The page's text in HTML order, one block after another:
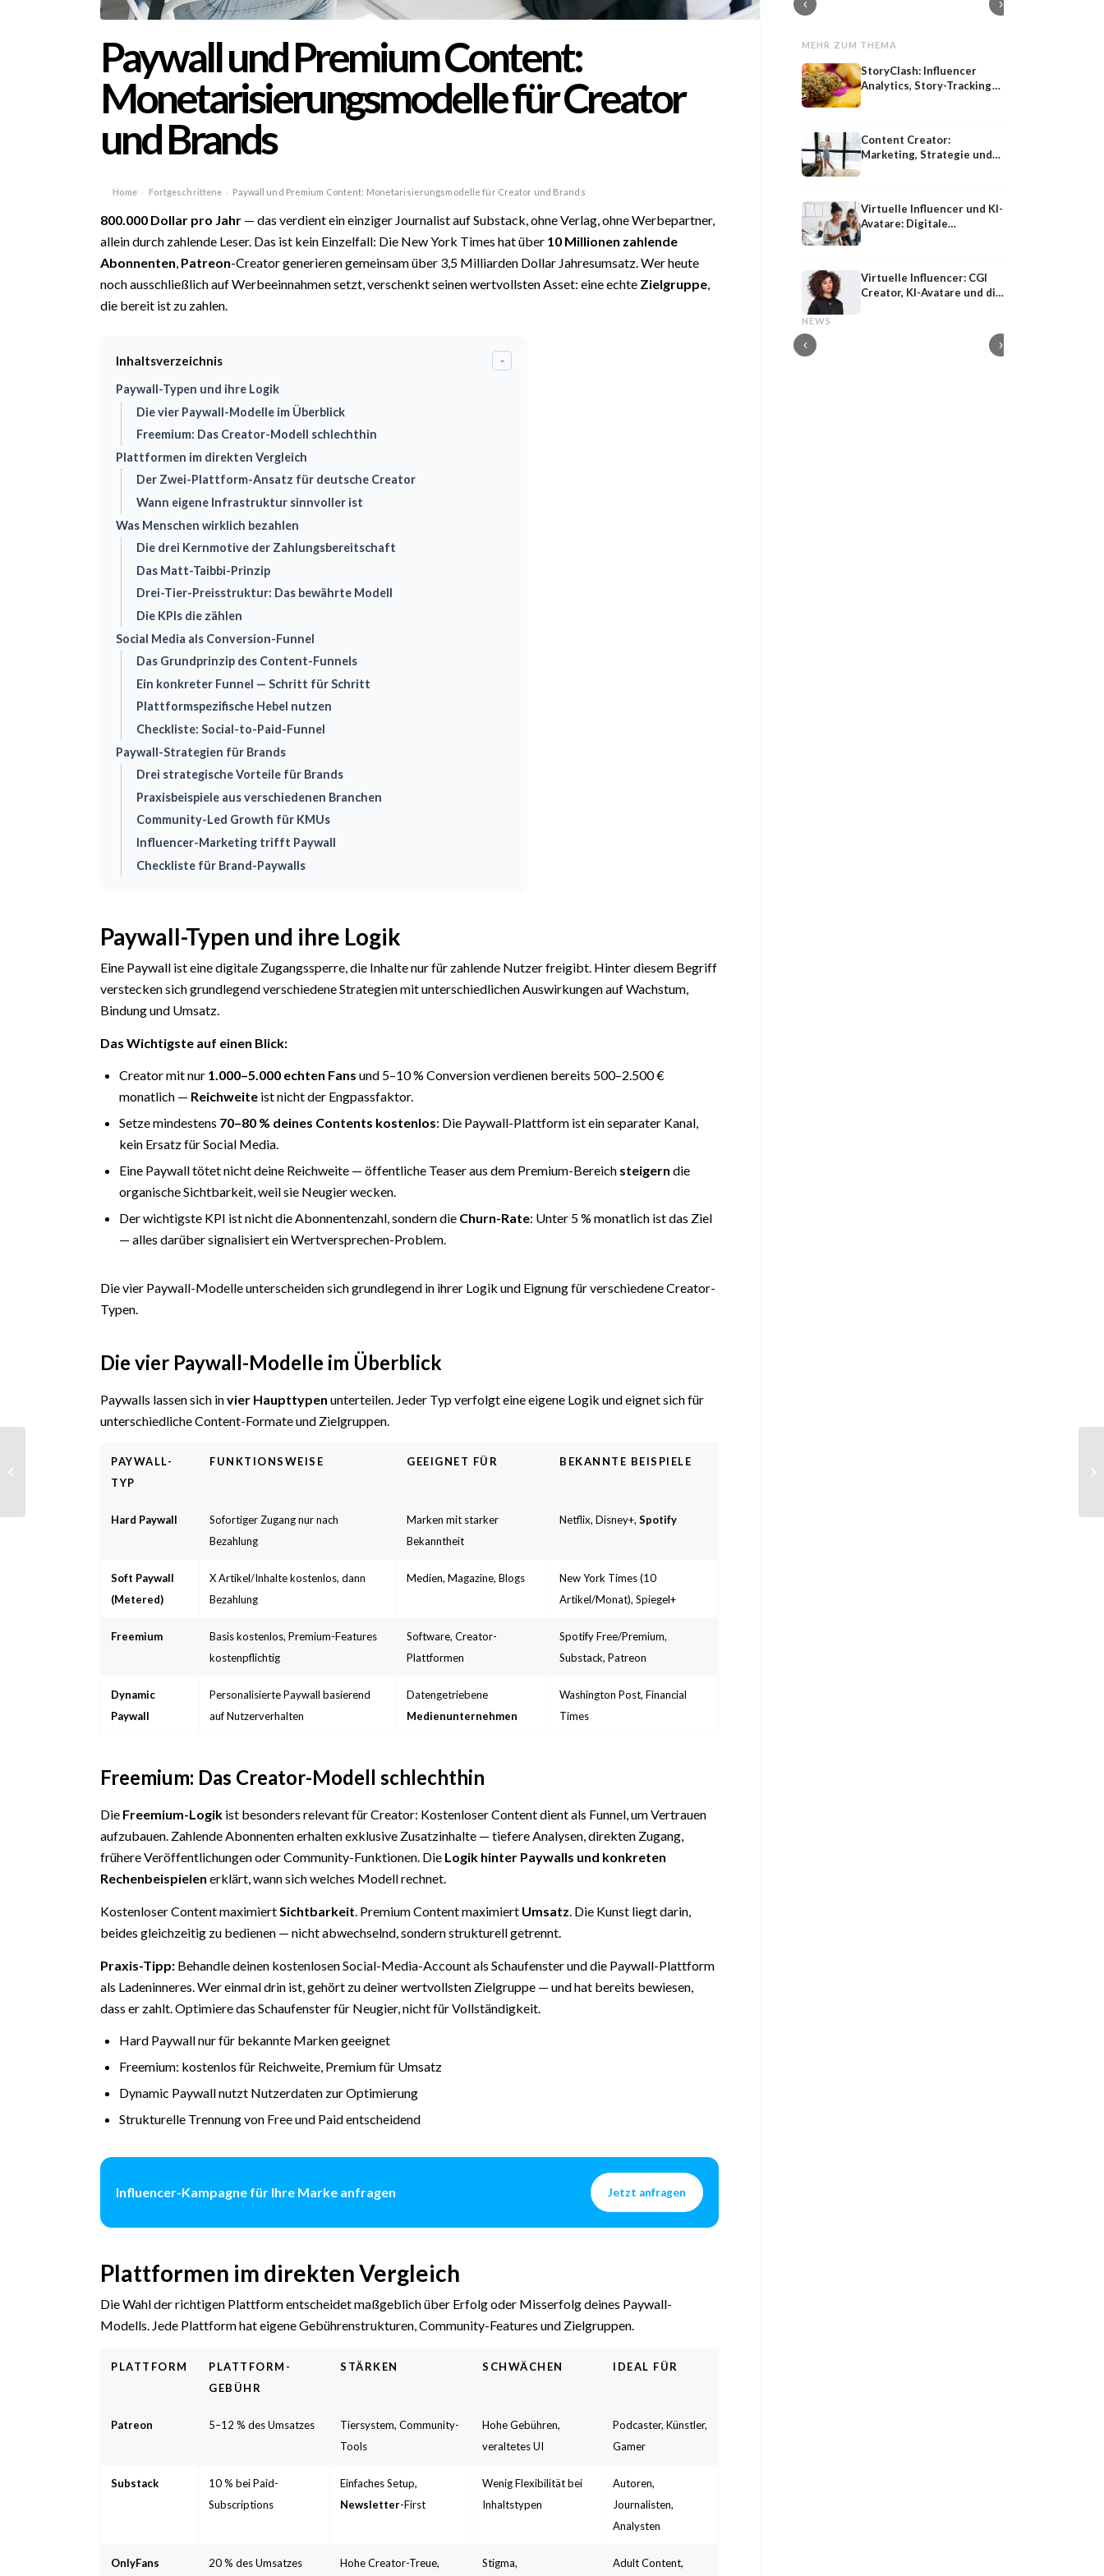
Paywall und Premium Content:
Monetarisierungsmodelle für Creator
und Brands
Home › Fortgeschrittene › Paywall und Premium Content: Monetarisierungsmodelle für Creator und Brands
800.000 Dollar pro Jahr — das verdient ein einziger Journalist auf Substack, ohne Verlag, ohne Werbepartner,
allein durch zahlende Leser. Das ist kein Einzelfall: Die New York Times hat über 10 Millionen zahlende
Abonnenten Patreon-Creator generieren gemeinsam über 3,5 Milliarden Dollar Jahresumsatz. Wer heute
noch ausschließlich auf Werbeeinnahmen setzt, verschenkt seinen wertvollsten Asset: eine echte Zielgruppe
die bereit ist zu zahlen.
Inhaltsverzeichnis -
Paywall-Typen und ihre Logik
Die vier Paywall-Modelle im Überblick
Freemium: Das Creator-Modell schlechthin
Plattformen im direkten Vergleich
Der Zwei-Plattform-Ansatz für deutsche Creator
Wann eigene Infrastruktur sinnvoller ist
Was Menschen wirklich bezahlen
Die drei Kernmotive der Zahlungsbereitschaft
Das Matt-Taibbi-Prinzip
Drei-Tier-Preisstruktur: Das bewährte Modell
Die KPIs die zählen
Social Media als Conversion-Funnel
Das Grundprinzip des Content-Funnels
Ein konkreter Funnel — Schritt für Schritt
Plattformspezifische Hebel nutzen
Checkliste: Social-to-Paid-Funnel
Paywall-Strategien für Brands
Drei strategische Vorteile für Brands
Praxisbeispiele aus verschiedenen Branchen
Community-Led Growth für KMUs
Influencer-Marketing trifft Paywall
Checkliste für Brand-Paywalls
Paywall-Typen und ihre Logik
Eine Paywall ist eine digitale Zugangssperre, die Inhalte nur für zahlende Nutzer freigibt. Hinter diesem Begriff
verstecken sich grundlegend verschiedene Strategien mit unterschiedlichen Auswirkungen auf Wachstum,
Bindung und Umsatz.
Das Wichtigste auf einen Blick:
Creator mit nur 1.000–5.000 echten Fans und 5–10 % Conversion verdienen bereits 500–2.500 €
monatlich — Reichweite ist nicht der Engpassfaktor.
Setze mindestens 70–80 % deines Contents kostenlos: Die Paywall-Plattform ist ein separater Kanal,
kein Ersatz für Social Media.
Eine Paywall tötet nicht deine Reichweite — öffentliche Teaser aus dem Premium-Bereich steigern die
organische Sichtbarkeit, weil sie Neugier wecken.
Der wichtigste KPI ist nicht die Abonnentenzahl, sondern die Churn-Rate: Unter 5 % monatlich ist das Ziel
— alles darüber signalisiert ein Wertversprechen-Problem.
Die vier Paywall-Modelle unterscheiden sich grundlegend in ihrer Logik und Eignung für verschiedene Creator-
Typen.
Die vier Paywall-Modelle im Überblick
Paywalls lassen sich invier Haupttypen unterteilen. Jeder Typ verfolgt eine eigene Logik und eignet sich für
unterschiedliche Content-Formate und Zielgruppen.
PAYWALL-
TYP
FUNKTIONSWEISE GEEIGNET FÜR BEKANNTE BEISPIELE
Hard Paywall
Sofortiger Zugang nur nach
Bezahlung
Marken mit starker
Bekanntheit
Netflix, Disney+, Spotify
Soft Paywall
(Metered)
X Artikel/Inhalte kostenlos, dann
Bezahlung
Medien, Magazine, Blogs
New York Times (10
Artikel/Monat), Spiegel+
Freemium
Basis kostenlos, Premium-Features
kostenpflichtig
Software, Creator-
Plattformen
Spotify Free/Premium,
Substack, Patreon
Dynamic
Paywall
Personalisierte Paywall basierend
auf Nutzerverhalten
Datengetriebene
Medienunternehmen
Washington Post, Financial
Times
Freemium: Das Creator-Modell schlechthin
Die Freemium-Logik ist besonders relevant für Creator: Kostenloser Content dient als Funnel, um Vertrauen
aufzubauen. Zahlende Abonnenten erhalten exklusive Zusatzinhalte — tiefere Analysen, direkten Zugang,
frühere Veröffentlichungen oder Community-Funktionen. Die Logik hinter Paywalls und konkreten
Rechenbeispielen erklärt, wann sich welches Modell rechnet.
Kostenloser Content maximiertSichtbarkeit. Premium Content maximiert Umsatz. Die Kunst liegt darin,
beides gleichzeitig zu bedienen — nicht abwechselnd, sondern strukturell getrennt.
Praxis-Tipp: Behandle deinen kostenlosen Social-Media-Account als Schaufenster und die Paywall-Plattform
als Ladeninneres. Wer einmal drin ist, gehört zu deiner wertvollsten Zielgruppe — und hat bereits bewiesen,
dass er zahlt. Optimiere das Schaufenster für Neugier, nicht für Vollständigkeit.
Hard Paywall nur für bekannte Marken geeignet
Freemium: kostenlos für Reichweite, Premium für Umsatz
Dynamic Paywall nutzt Nutzerdaten zur Optimierung
Strukturelle Trennung von Free und Paid entscheidend
Influencer-Kampagne für Ihre Marke anfragen Jetzt anfragen
Plattformen im direkten Vergleich
Die Wahl der richtigen Plattform entscheidet maßgeblich über Erfolg oder Misserfolg deines Paywall-
Modells. Jede Plattform hat eigene Gebührenstrukturen, Community-Features und Zielgruppen.
PLATTFORM
PLATTFORM-
GEBÜHR
STÄRKEN SCHWÄCHEN IDEAL FÜR
Patreon 5–12 % des Umsatzes
Tiersystem, Community-
Tools
Hohe Gebühren,
veraltetes UI
Podcaster, Künstler,
Gamer
Substack
10 % bei Paid-
Subscriptions
Einfaches Setup,
Newsletter-First
Wenig Flexibilität bei
Inhaltstypen
Autoren,
Journalisten,
Analysten
OnlyFans 20 % des Umsatzes Hohe Creator-Treue, Stigma, Adult Content,
‹ ›
MEHR ZUM THEMA
StoryClash: Influencer
Analytics, Story-Tracking
Content Creator:
Marketing, Strategie und
Virtuelle Influencer und KI-
Avatare: Digitale
Virtuelle Influencer: CGI
Creator, KI-Avatare und die
NEWS
‹
Shared
Shared Media: Definition, Bedeutung und
›
Leadership: Wie
Unternehmen zur